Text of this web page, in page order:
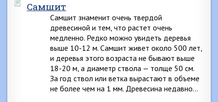
Самшит
Самшит знаменит очень твердой
древесиной и тем, что растет очень
медленно. Редко можно увидеть деревья
выше 10-12 м. Самшит живет около 500 лет,
и деревья этого возраста не бывают выше
18-20 м, а диаметр ствола — толще 50 см.
За год ствол или ветка вырастают в объеме
не более чем на 1 мм. Древесина недавно…